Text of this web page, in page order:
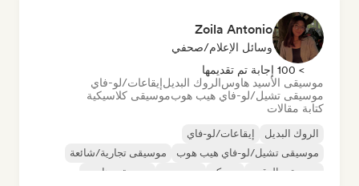
Zoila Antonio
وسائل الإعلام/صحفي
> 100 إجابة تم تقديمها
موسيقى الأسيد هاوسالروك البديلإيقاعات/لو-فاي
موسيقى تشيل/لو-فاي هيب هوبموسيقى كلاسيكية
كتابة مقالات
الروك البديل
إيقاعات/لو-فاي
موسيقى تشيل/لو-فاي هيب هوب
موسيقى تجارية/شائعة
موسيقى الرقص
ديسكو موسيقى هاوس